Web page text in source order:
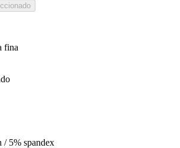
fina
/ 5% spandex